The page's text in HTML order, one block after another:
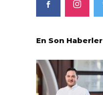
En Son Haberler